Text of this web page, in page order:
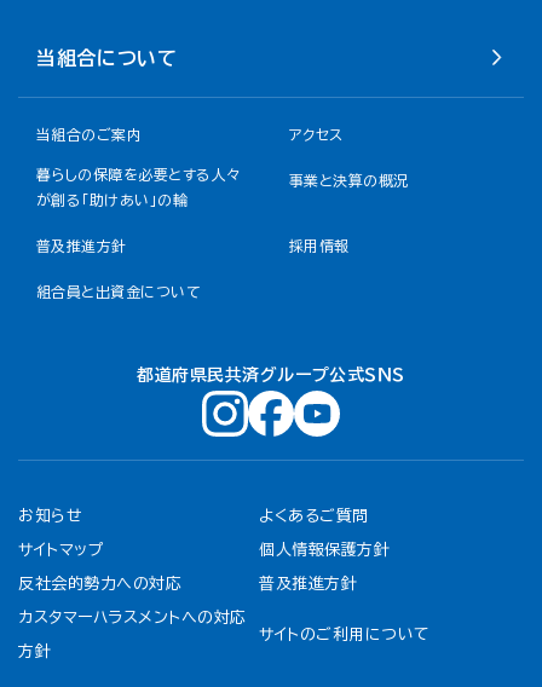
当組合について
当組合のご案内 アクセス
暮らしの保障を必要とする人々
が創る「助けあい」の輪
事業と決算の概況
普及推進方針 採用情報
組合員と出資金について
都道府県民共済グループ公式ＳＮＳ
お知らせ よくあるご質問
サイトマップ 個人情報保護方針
反社会的勢力への対応 普及推進方針
カスタマーハラスメントへの対応
方針
サイトのご利用について